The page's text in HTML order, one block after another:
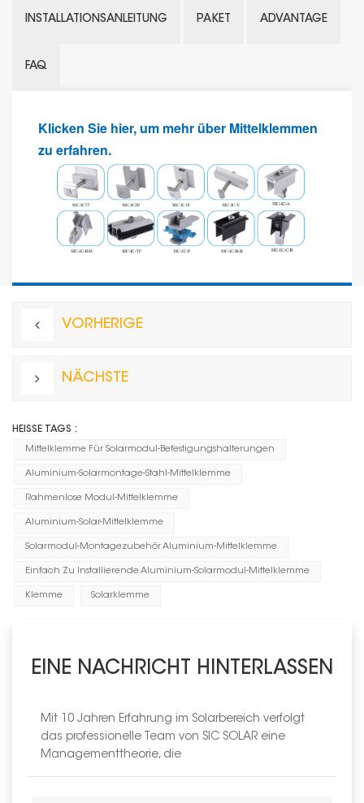
INSTALLATIONSANLEITUNG PAKET ADVANTAGE
FAQ
Klicken Sie hier, um mehr über Mittelklemmen
zu erfahren.
VORHERIGE
NÄCHSTE
HEISSE TAGS :
Mittelklemme Für Solarmodul-Befestigungshalterungen
Aluminium-Solarmontage-Stahl-Mittelklemme
Rahmenlose Modul-Mittelklemme
Aluminium-Solar-Mittelklemme
Solarmodul-Montagezubehör Aluminium-Mittelklemme
Einfach Zu Installierende Aluminium-Solarmodul-Mittelklemme
Klemme Solarklemme
EINE NACHRICHT HINTERLASSEN
Mit 10 Jahren Erfahrung im Solarbereich verfolgt
das professionelle Team von SIC SOLAR eine
Managementtheorie, die